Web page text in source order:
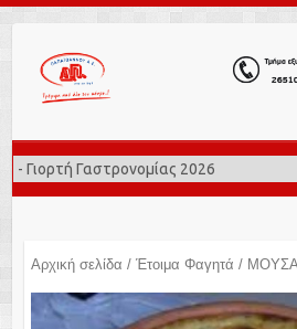
Αρχική σελίδα / Έτοιμα Φαγητά /